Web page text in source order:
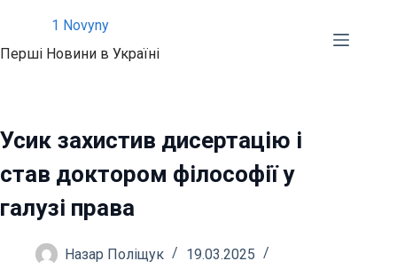
вмісту
1 Novyny
Перші Новини в Україні
Усик захистив дисертацію і
став доктором філософії у
галузі права
Назар Поліщук
19.03.2025